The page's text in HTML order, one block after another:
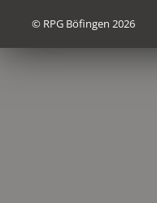
© RPG Böfingen 2026